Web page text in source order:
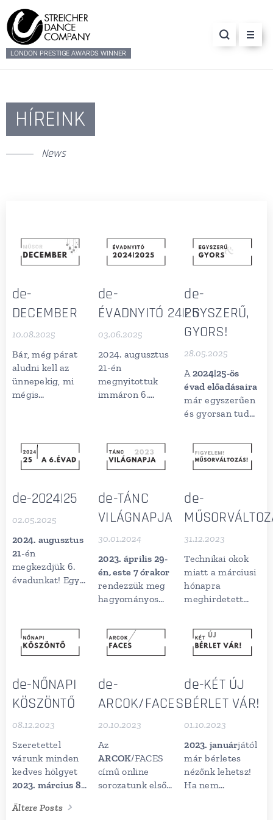
LONDON PRESTIGE AWARDS WINNER
HÍREINK
News
de-
DECEMBER
10.08.2025
Bár, még párat
aludni kell az
ünnepekig, mi
mégis
tervezett
műsornaptárunkat!
2024. november
de-
ÉVADNYITÓ 24|25
03.06.2025
2024. augusztus
21-én
megnyitottuk
immáron 6.
művészeti
vezetője
évad új
bemutatóit,
valamint
társulatunk új
táncművésznőjét
is, Fekete Fanni
Rózsátis, akivel
legkorábban
egészestés
táncfantáziánkban
de-
EGYSZERŰ,
GYORS!
28.05.2025
A 2024|25-ös
évad előadásaira
már egyszerűen
és gyorsan tud
akár telefonról
vagy
jegyed pillanatok
alatt elérhető
lesz!
de-2024|25
02.05.2025
2024. augusztus
21-én
megkezdjük 6.
évadunkat! Egy
melynek
bemutatója 2025.
Újdonságként
megnyitjuk
előttetek
ajtaját, így egész
évben
figyelemmel
kísérhetitek
munkánkat!
elkövetkezendő
de-TÁNC
VILÁGNAPJA
30.01.2024
2023. április 29-
én, este 7 órakor
rendezzük meg
hagyományos
eseményünket,
melyet Facebook
oldalunkon
majd meg!
de-
31.12.2023
Technikai okok
miatt a márciusi
hónapra
meghirdetett
előadások
elmaradnak.
de-NŐNAPI
KÖSZÖNTŐ
08.12.2023
Szeretettel
várunk minden
kedves hölgyet
2023. március 8-
nőnapi
de-
ARCOK/FACES
20.10.2023
Az
ARCOK/FACES
című online
sorozatunk első
de-KÉT ÚJ
BÉRLET VÁR!
01.10.2023
2023. januárjától
már bérletes
nézőnk lehetsz!
Ha nem
Ältere Posts